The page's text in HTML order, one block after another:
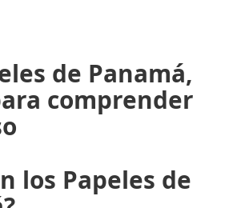
de Panamá,
comprender
los Papeles de